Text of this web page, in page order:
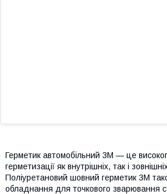
Герметик автомобільний 3M — це
герметизації як внутрішніх, так і
Поліуретановий шовний герметик 3M
обладнання для точкового зварювання